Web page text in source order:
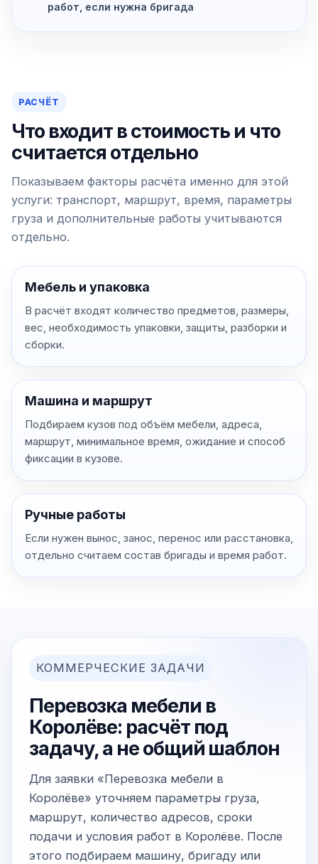
работ, если нужна бригада
РАСЧЁТ
Что входит в стоимость и что
считается отдельно
Показываем факторы расчёта именно для этой
услуги: транспорт, маршрут, время, параметры
груза и дополнительные работы учитываются
отдельно.
Мебель и упаковка
В расчёт входят количество предметов, размеры,
вес, необходимость упаковки, защиты, разборки и
сборки.
Машина и маршрут
Подбираем кузов под объём мебели, адреса,
маршрут, минимальное время, ожидание и способ
фиксации в кузове.
Ручные работы
Если нужен вынос, занос, перенос или расстановка,
отдельно считаем состав бригады и время работ.
КОММЕРЧЕСКИЕ ЗАДАЧИ
Перевозка мебели в
Королёве: расчёт под
задачу, а не общий шаблон
Для заявки «Перевозка мебели в
Королёве» уточняем параметры груза,
маршрут, количество адресов, сроки
подачи и условия работ в Королёве. После
этого подбираем машину, бригаду или